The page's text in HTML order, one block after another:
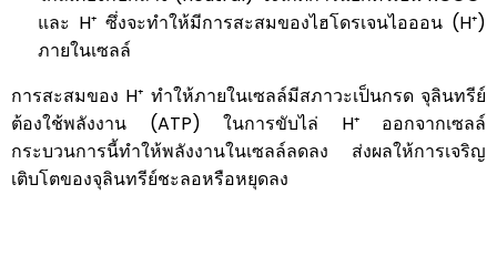
และ H⁺ ซึ่งจะทำให้มีการสะสมของไฮโดรเจนไอออน (H⁺)
ภายในเซลล์
การสะสมของ H⁺ ทำให้ภายในเซลล์มีสภาวะเป็นกรด จุลินทรีย์
ต้องใช้พลังงาน (ATP) ในการขับไล่ H⁺ ออกจากเซลล์
กระบวนการนี้ทำให้พลังงานในเซลล์ลดลง ส่งผลให้การเจริญ
เติบโตของจุลินทรีย์ชะลอหรือหยุดลง